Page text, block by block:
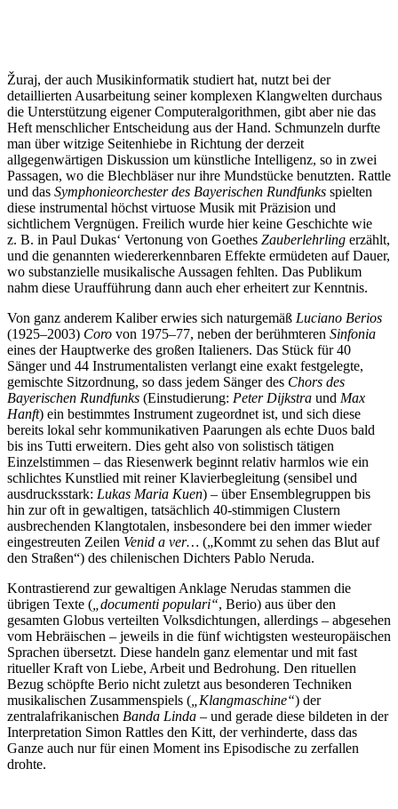
Žuraj, der auch Musikinformatik studiert hat, nutzt bei der
detaillierten Ausarbeitung seiner komplexen Klangwelten durchaus
die Unterstützung eigener Computeralgorithmen, gibt aber nie das
Heft menschlicher Entscheidung aus der Hand. Schmunzeln durfte
man über witzige Seitenhiebe in Richtung der derzeit
allgegenwärtigen Diskussion um künstliche Intelligenz, so in zwei
Passagen, wo die Blechbläser nur ihre Mundstücke benutzten. Rattle
und das Symphonieorchester des Bayerischen Rundfunks spielten
diese instrumental höchst virtuose Musik mit Präzision und
sichtlichem Vergnügen. Freilich wurde hier keine Geschichte wie
z. B. in Paul Dukas‘ Vertonung von Goethes Zauberlehrling erzählt,
und die genannten wiedererkennbaren Effekte ermüdeten auf Dauer,
wo substanzielle musikalische Aussagen fehlten. Das Publikum
nahm diese Uraufführung dann auch eher erheitert zur Kenntnis.
Von ganz anderem Kaliber erwies sich naturgemäß Luciano Berios
(1925–2003) Coro von 1975–77, neben der berühmteren Sinfonia
eines der Hauptwerke des großen Italieners. Das Stück für 40
Sänger und 44 Instrumentalisten verlangt eine exakt festgelegte,
gemischte Sitzordnung, so dass jedem Sänger des Chors des
Bayerischen Rundfunks (Einstudierung: Peter Dijkstra und Max
Hanft) ein bestimmtes Instrument zugeordnet ist, und sich diese
bereits lokal sehr kommunikativen Paarungen als echte Duos bald
bis ins Tutti erweitern. Dies geht also von solistisch tätigen
Einzelstimmen – das Riesenwerk beginnt relativ harmlos wie ein
schlichtes Kunstlied mit reiner Klavierbegleitung (sensibel und
ausdrucksstark: Lukas Maria Kuen) – über Ensemblegruppen bis
hin zur oft in gewaltigen, tatsächlich 40-stimmigen Clustern
ausbrechenden Klangtotalen, insbesondere bei den immer wieder
eingestreuten Zeilen Venid a ver… („Kommt zu sehen das Blut auf
den Straßen“) des chilenischen Dichters Pablo Neruda.
Kontrastierend zur gewaltigen Anklage Nerudas stammen die
übrigen Texte ( „documenti populari“, Berio) aus über den
gesamten Globus verteilten Volksdichtungen, allerdings – abgesehen
vom Hebräischen – jeweils in die fünf wichtigsten westeuropäischen
Sprachen übersetzt. Diese handeln ganz elementar und mit fast
ritueller Kraft von Liebe, Arbeit und Bedrohung. Den rituellen
Bezug schöpfte Berio nicht zuletzt aus besonderen Techniken
musikalischen Zusammenspiels ( „Klangmaschine“) der
zentralafrikanischen Banda Linda – und gerade diese bildeten in der
Interpretation Simon Rattles den Kitt, der verhinderte, dass das
Ganze auch nur für einen Moment ins Episodische zu zerfallen
drohte.